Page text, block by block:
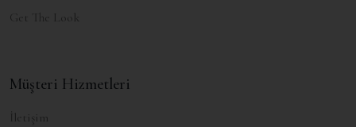
Get The Look
Müşteri Hizmetleri
İletişim